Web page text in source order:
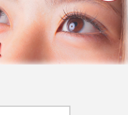
GWI調査から読み解く2030年の
都市型スパ――身近なウェルネ
の次世代モデル
2026.08.06